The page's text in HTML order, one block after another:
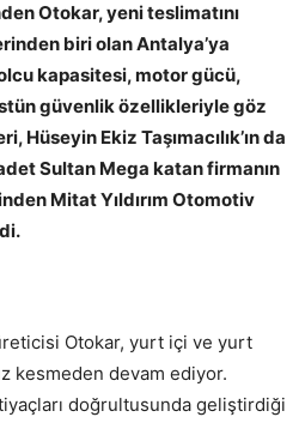
Otokar, yeni teslimatını
biri olan Antalya’ya
kapasitesi, motor gücü,
güvenlik özellikleriyle göz
Hüseyin Ekiz Taşımacılık’ın da
Sultan Mega katan firmanın
Mitat Yıldırım Otomotiv
Otokar, yurt içi ve yurt
kesmeden devam ediyor.
doğrultusunda geliştirdiği